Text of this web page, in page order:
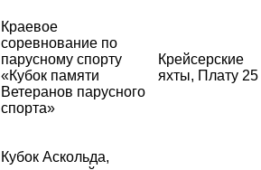
Краевое
соревнование по
парусному спорту
«Кубок памяти
Ветеранов парусного
спорта»
Крейсерские
яхты, Плату 25
Кубок Аскольда,